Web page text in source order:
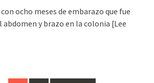
ocho meses de embarazo que fue
abdomen y brazo en la colonia [Lee